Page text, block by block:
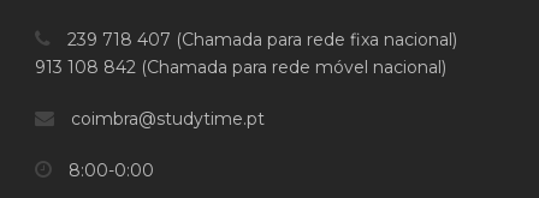
239 718 407 (Chamada para rede fixa nacional)
913 108 842 (Chamada para rede móvel nacional)
coimbra@studytime.pt
8:00-0:00